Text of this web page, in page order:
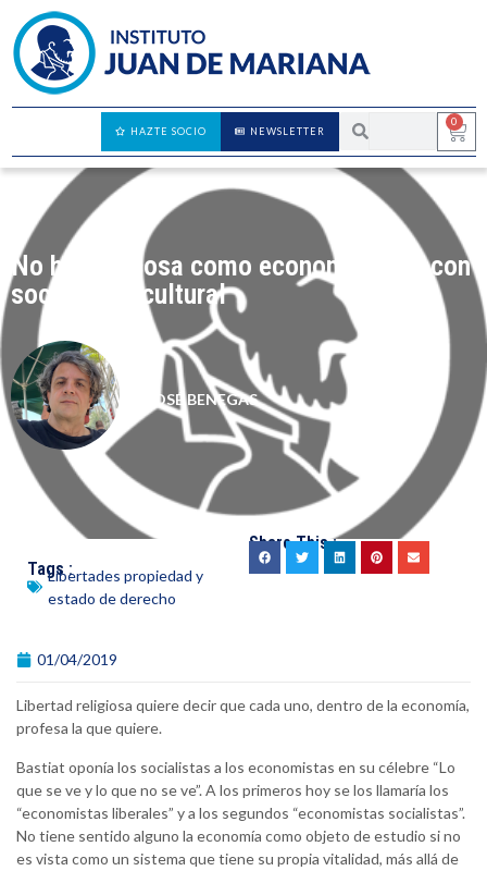
0
NEWSLETTER
HAZTE SOCIO
No hay tal cosa como economía libre con
socialismo cultural
JOSÉ BENEGAS
Tags :
Libertades propiedad y
estado de derecho
Share This :
01/04/2019
Libertad religiosa quiere decir que cada uno, dentro de la economía,
profesa la que quiere.
Bastiat oponía los socialistas a los economistas en su célebre “Lo
que se ve y lo que no se ve”. A los primeros hoy se los llamaría los
“economistas liberales” y a los segundos “economistas socialistas”.
No tiene sentido alguno la economía como objeto de estudio si no
es vista como un sistema que tiene su propia vitalidad, más allá de